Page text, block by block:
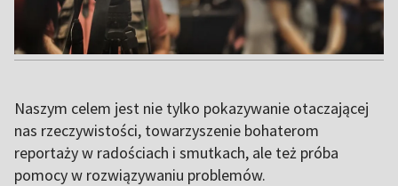
Naszym celem jest nie tylko pokazywanie otaczającej
nas rzeczywistości, towarzyszenie bohaterom
reportaży w radościach i smutkach, ale też próba
pomocy w rozwiązywaniu problemów.